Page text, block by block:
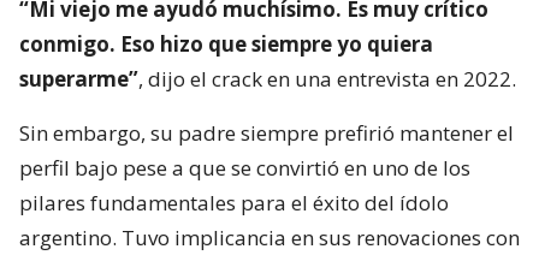
“Mi viejo me ayudó muchísimo. Es muy crítico
conmigo. Eso hizo que siempre yo quiera
superarme”, dijo el crack en una entrevista en 2022.
Sin embargo, su padre siempre prefirió mantener el
perfil bajo pese a que se convirtió en uno de los
pilares fundamentales para el éxito del ídolo
argentino. Tuvo implicancia en sus renovaciones con